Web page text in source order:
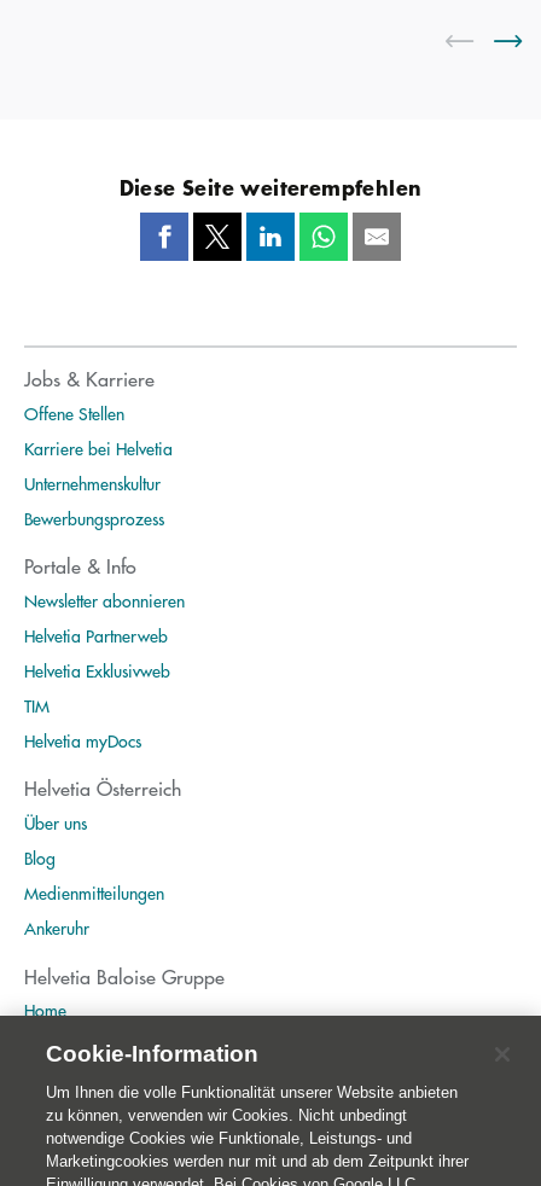
Diese Seite weiterempfehlen
Jobs & Karriere
Offene Stellen
Karriere bei Helvetia
Unternehmenskultur
Bewerbungsprozess
Portale & Info
Newsletter abonnieren
Helvetia Partnerweb
Helvetia Exklusivweb
TIM
Helvetia myDocs
Helvetia Österreich
Über uns
Blog
Medienmitteilungen
Ankeruhr
Helvetia Baloise Gruppe
Home
Publikationen
Cookie-Information
Um Ihnen die volle Funktionalität unserer Website anbieten
zu können, verwenden wir Cookies. Nicht unbedingt
notwendige Cookies wie Funktionale, Leistungs- und
Marketingcookies werden nur mit und ab dem Zeitpunkt ihrer